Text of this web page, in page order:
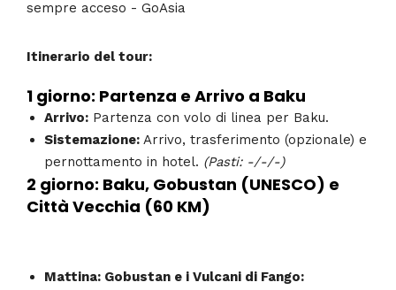
Itinerario del tour:
1 giorno: Partenza e Arrivo a Baku
Arrivo: Partenza con volo di linea per Baku.
Sistemazione: Arrivo, trasferimento (opzionale) e
pernottamento in hotel. (Pasti: -/-/-)
2 giorno: Baku, Gobustan (UNESCO) e
Città Vecchia (60 KM)
Mattina: Gobustan e i Vulcani di Fango: